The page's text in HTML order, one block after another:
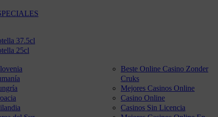
37.5cl
25cl
Beste Online Casino Zonder
Cruks
Mejores Casinos Online
Casino Online
Casinos Sin Licencia